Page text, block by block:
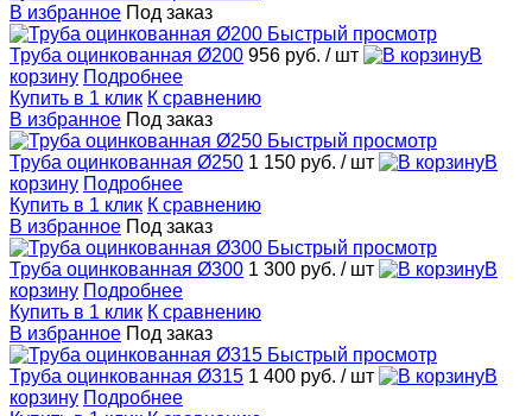
В избранное Под заказ
Быстрый просмотр
Труба оцинкованная Ø200 956 руб. / шт
В
корзину Подробнее
Купить в 1 клик К сравнению
В избранное Под заказ
Быстрый просмотр
Труба оцинкованная Ø250 1 150 руб. / шт
В
корзину Подробнее
Купить в 1 клик К сравнению
В избранное Под заказ
Быстрый просмотр
Труба оцинкованная Ø300 1 300 руб. / шт
В
корзину Подробнее
Купить в 1 клик К сравнению
В избранное Под заказ
Быстрый просмотр
Труба оцинкованная Ø315 1 400 руб. / шт
В
корзину Подробнее